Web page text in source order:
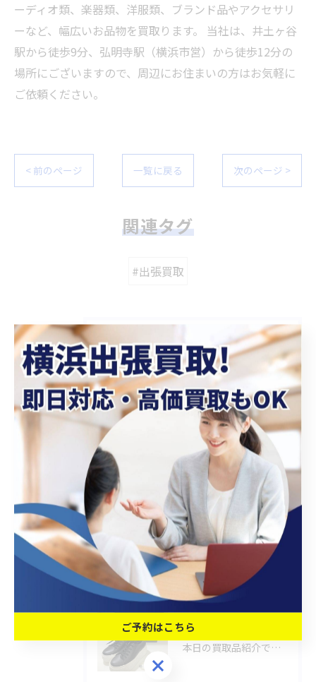
ーディオ類、楽器類、洋服類、ブランド品やアクセサリ
ーなど、幅広いお品物を買取ります。 当社は、井土ヶ谷
駅から徒歩9分、弘明寺駅（横浜市営）から徒歩12分の
場所にございますので、周辺にお住まいの方はお気軽に
ご依頼ください。
< 前のページ 一覧に戻る 次のページ >
関連タグ
#出張買取
カテゴリー Categories
全てのカテゴリー
冷蔵庫
洗濯機
ブランド品
ソファ
家電
最近の投稿 Recent Posts
2025/06/30
本日の買取品紹介です！✨
ご予約はこちら
ご予約はこちら